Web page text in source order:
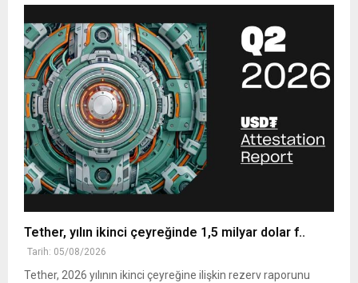
Tether, yılın ikinci çeyreğinde 1,5 milyar dolar f..
Tarih: 05/08/2026
Tether, 2026 yılının ikinci çeyreğine ilişkin rezerv raporunu